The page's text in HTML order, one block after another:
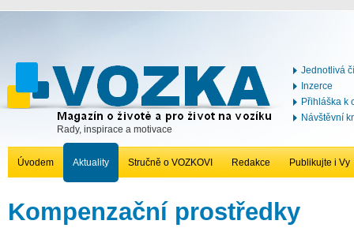
Rady, inspirace a motivace
Jednotlivá
Inzerce
Přihláška k
Návštěvní
Úvodem Aktuality Stručně o VOZKOVI Redakce Publikujte i Vy
Kompenzační prostředky